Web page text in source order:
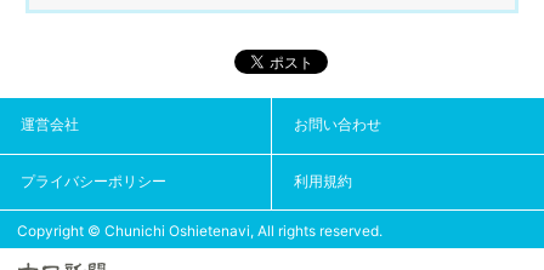
運営会社 お問い合わせ
プライバシーポリシー 利用規約
Copyright © Chunichi Oshietenavi, All rights reserved.